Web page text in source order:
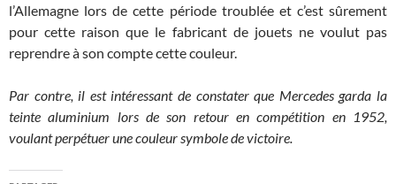
l’Allemagne lors de cette période troublée et c’est sûrement
pour cette raison que le fabricant de jouets ne voulut pas
reprendre à son compte cette couleur.
Par contre, il est intéressant de constater que Mercedes garda la
teinte aluminium lors de son retour en compétition en 1952,
voulant perpétuer une couleur symbole de victoire.